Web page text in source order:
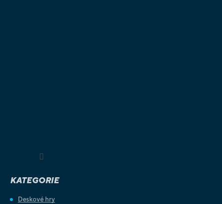
KATEGORIE
Deskové hry